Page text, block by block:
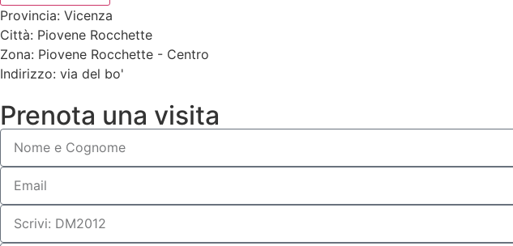
Provincia: Vicenza
Città: Piovene Rocchette
Zona: Piovene Rocchette - Centro
Indirizzo: via del bo'
Prenota una visita